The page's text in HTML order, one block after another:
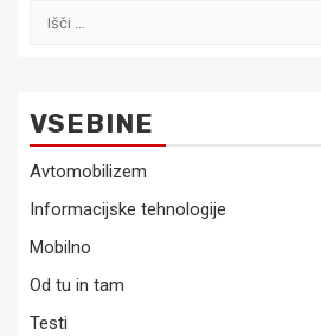
Išči:
VSEBINE
Avtomobilizem
Informacijske tehnologije
Mobilno
Od tu in tam
Testi